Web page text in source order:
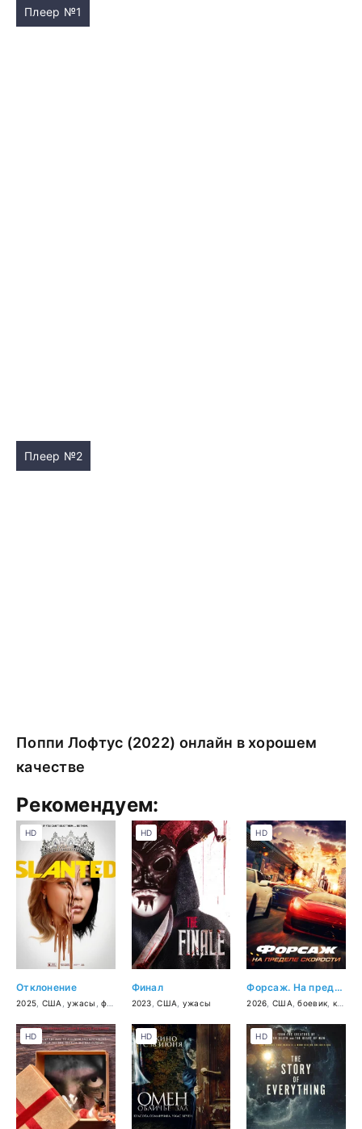
Плеер №1
Плеер №2
Поппи Лофтус (2022) онлайн в хорошем
качестве
Рекомендуем:
Отклонение
2025 США ,ужасы ,фантастика , драма ,комедия
HD
Финал
2023 ,США ужасы
HD
Форсаж. На пределе скорости
2026 США ,боевик криминал
HD
HD HD HD